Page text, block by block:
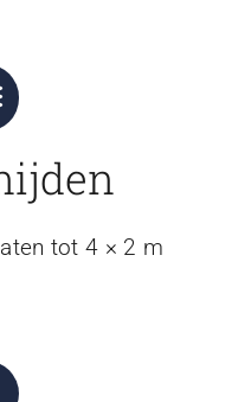
tot 4 × 2 m